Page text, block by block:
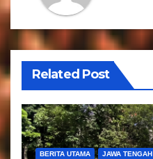
p
o
s
Related Post
BERITA UTAMA JAWA TENGAH